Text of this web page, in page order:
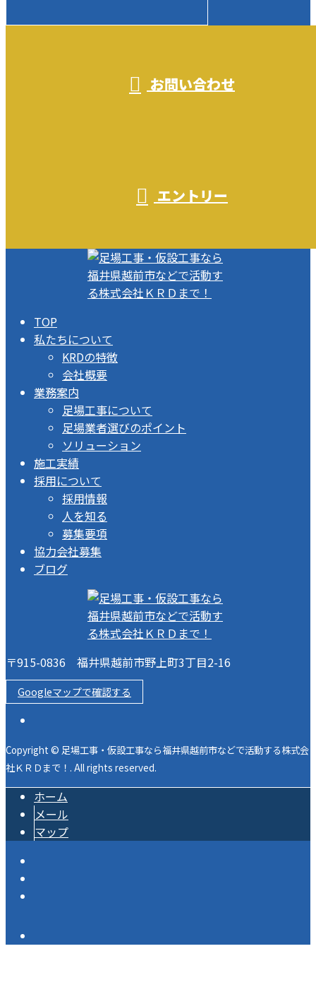
お問い合わせ
エントリー
TOP
私たちについて
KRDの特徴
会社概要
業務案内
足場工事について
足場業者選びのポイント
ソリューション
施工実績
採用について
採用情報
人を知る
募集要項
協力会社募集
ブログ
〒915-0836 福井県越前市野上町3丁目2-16
Googleマップで確認する
Copyright © 足場工事・仮設工事なら福井県越前市などで活動する株式会
社ＫＲＤまで！. All rights reserved.
ホーム
メール
マップ